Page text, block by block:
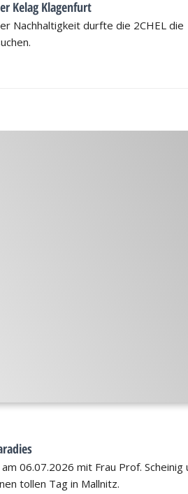
Kelag Klagenfurt
Nachhaltigkeit durfte die 2CHEL die
06.07.2026 mit Frau Prof. Scheinig
tollen Tag in Mallnitz.